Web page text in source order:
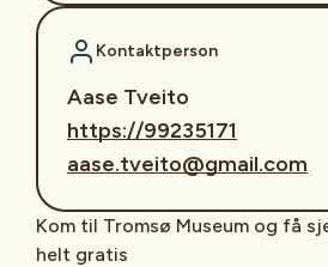
Kontaktperson
Aase Tveito
https://99235171
aase.tveito@gmail.com
Kom til Tromsø Museum og få
helt gratis